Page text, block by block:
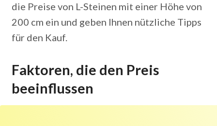
die Preise von L-Steinen mit einer Höhe von
200 cm ein und geben Ihnen nützliche Tipps
für den Kauf.
Faktoren, die den Preis
beeinflussen